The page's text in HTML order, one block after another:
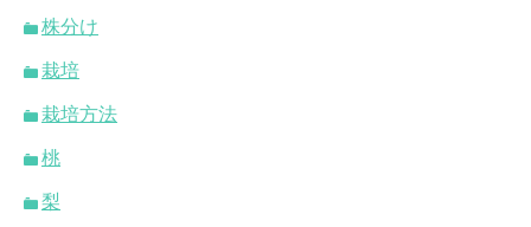
株分け
栽培
栽培方法
桃
梨